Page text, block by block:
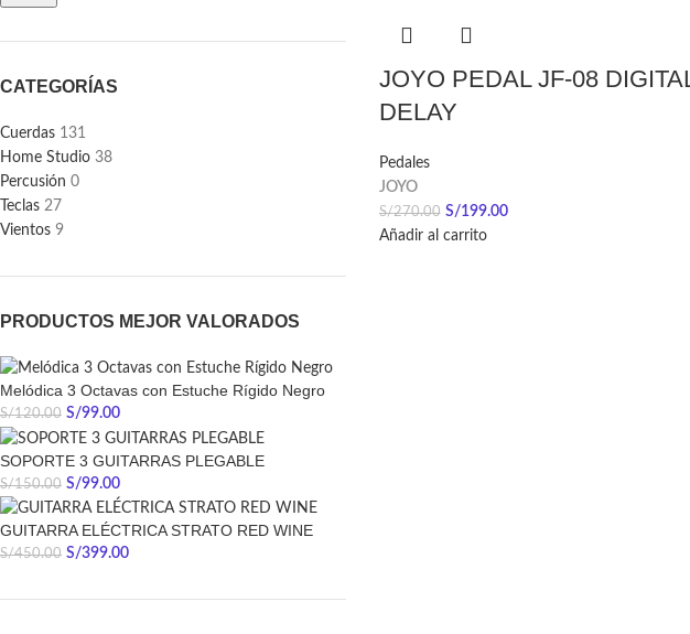
CATEGORÍAS
Cuerdas 131
Home Studio 38
Percusión 0
Teclas 27
Vientos 9
PRODUCTOS MEJOR VALORADOS
Melódica 3 Octavas con Estuche Rígido Negro
S/120.00 S/99.00
SOPORTE 3 GUITARRAS PLEGABLE
S/150.00 S/99.00
GUITARRA ELÉCTRICA STRATO RED WINE
S/450.00 S/399.00
JOYO PEDAL JF-08
DELAY
Pedales
JOYO
S/270.00 S/199.00
Añadir al carrito